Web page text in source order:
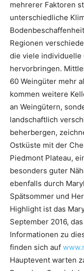
mehrerer Faktoren
unterschiedliche
Regionen
die viele individuelle
hervorbringen.
60 Weingüter mehr
kommen weitere
an Weingütern,
landschaftlich
beherbergen,
Ostküste mit der
Piedmont Plateau,
besonders guter
ebenfalls durch
Spätsommer und
Highlight ist das
September 2016,
Informationen zu
finden sich auf
Hauptevent warten